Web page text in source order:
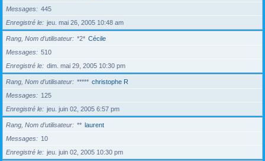
Messages
445
Enregistré le
jeu. mai 26, 2005 10:48 am
Rang, Nom d’utilisateur *2* Cécile
Messages
510
Enregistré le
dim. mai 29, 2005 10:30 pm
Rang, Nom d’utilisateur ***** christophe R
Messages
125
Enregistré le
jeu. juin 02, 2005 6:57 pm
Rang, Nom d’utilisateur ** laurent
Messages
10
Enregistré le
jeu. juin 02, 2005 10:30 pm